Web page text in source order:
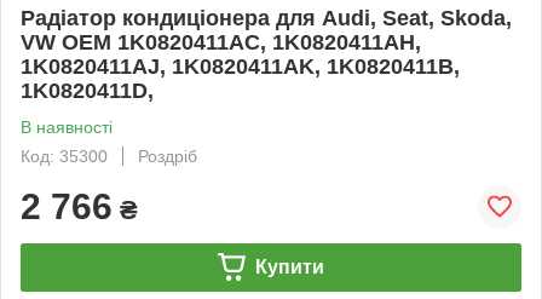
Радіатор кондиціонера для Audi, Seat, Skoda,
VW OEM 1K0820411AC, 1K0820411AH,
1K0820411AJ, 1K0820411AK, 1K0820411B,
1K0820411D,
В наявності
Код: 35300
Роздріб
2 766 ₴
Купити